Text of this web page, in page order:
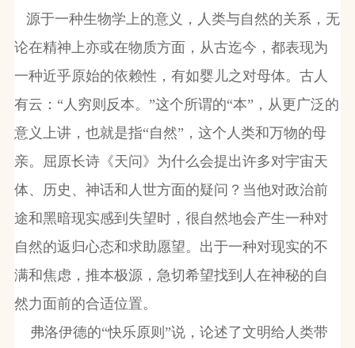
源于一种生物学上的意义，人类与自然的关系，无
论在精神上亦或在物质方面，从古迄今，都表现为
一种近乎原始的依赖性，有如婴儿之对母体。古人
有云：“人穷则反本。”这个所谓的“本”，从更广泛的
意义上讲，也就是指“自然”，这个人类和万物的母
亲。屈原长诗《天问》为什么会提出许多对宇宙天
体、历史、神话和人世方面的疑问？当他对政治前
途和黑暗现实感到失望时，很自然地会产生一种对
自然的返归心态和求助愿望。出于一种对现实的不
满和焦虑，推本极源，急切希望找到人在神秘的自
然力面前的合适位置。
弗洛伊德的“快乐原则”说，论述了文明给人类带